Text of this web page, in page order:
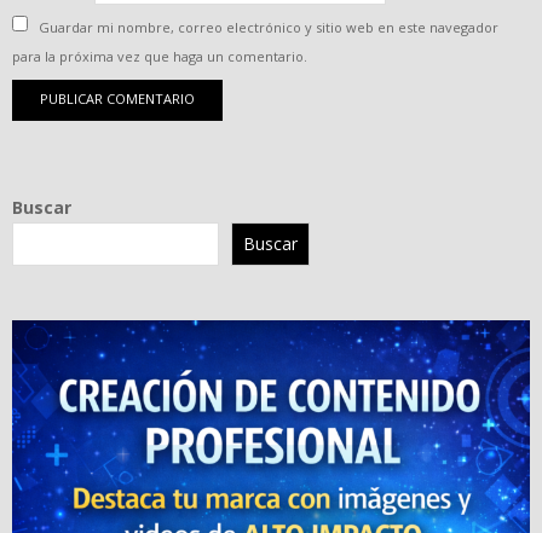
Guardar mi nombre, correo electrónico y sitio web en este navegador
para la próxima vez que haga un comentario.
Buscar
Buscar